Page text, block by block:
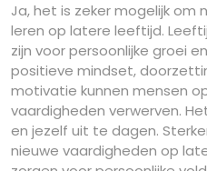
Ja, het is zeker mogelijk om
leren op latere leeftijd.
zijn voor persoonlijke groei
positieve mindset,
motivatie kunnen mensen
vaardigheden verwerven.
en jezelf uit te dagen.
nieuwe vaardigheden op